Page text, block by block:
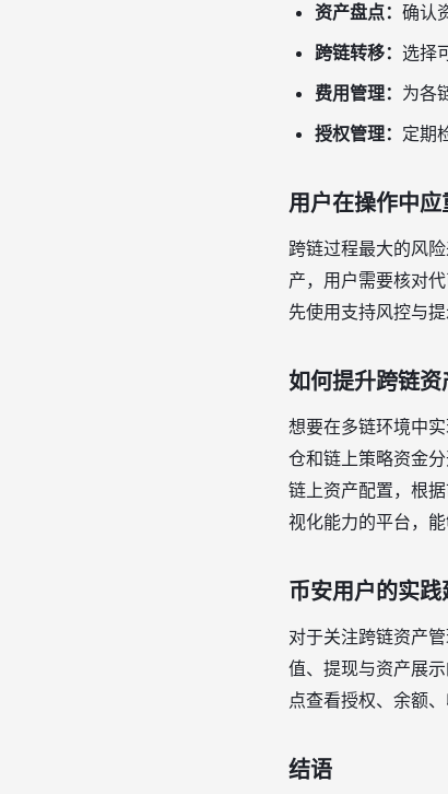
资产盘点： 确认
跨链转移： 选择
费用管理： 为各
授权管理： 定期
用户在操作中
跨链过程最大的风
产，用户需要核对
先使用支持风控与
如何提升跨链
想要在多链环境中
仓和链上策略资金
链上资产配置，根
视化能力的平台，能
币安用户的实践
对于关注跨链资产
值、提现与资产展
点查看授权、余额
结语